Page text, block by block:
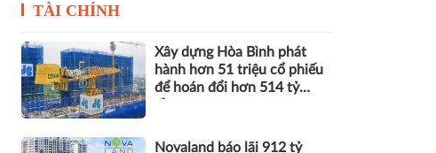
TÀI CHÍNH
Xây dựng Hòa Bình phát
hành hơn 51 triệu cổ phiếu
để hoán đổi hơn 514 tỷ
Novaland báo lãi 912 tỷ